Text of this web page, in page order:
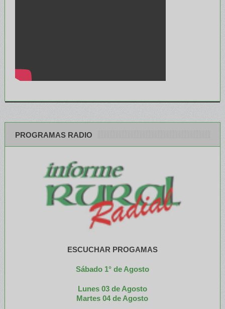
PROGRAMAS RADIO
ESCUCHAR PROGAMAS
Sábado 1° de Agosto
Lunes 03 de Agosto
Martes 04 de Agosto